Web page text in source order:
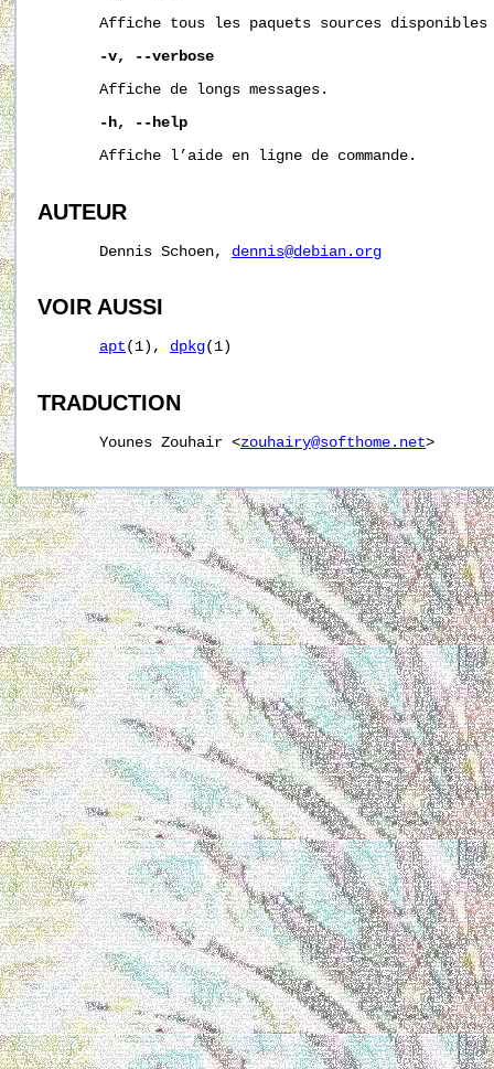
Affiche tous les paquets sources disponibles
-v,
--verbose
       Affiche de longs messages.
-h,
--help
       Affiche l’aide en ligne de commande.
AUTEUR
       Dennis Schoen,
dennis@debian.org
VOIR AUSSI
apt (1), dpkg(1)
TRADUCTION
       Younes Zouhair <
zouhairy@softhome.net